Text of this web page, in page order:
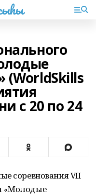
(WorldSkills
с 20 по 24
соревнования VII
«Молодые